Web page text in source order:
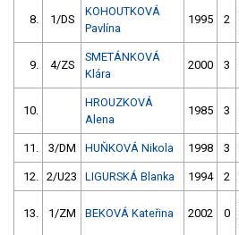
8. 1/DS
KOHOUTKOVÁ
Pavlína
1995 2
9. 4/ZS
SMETÁNKOVÁ
Klára
2000 3
10.
HROUZKOVÁ
Alena
1985 3
11. 3/DM HUŇKOVÁ Nikola 1998 3
12. 2/U23 LIGURSKÁ Blanka 1994 2
13. 1/ZM BEKOVÁ Kateřina 2002 0